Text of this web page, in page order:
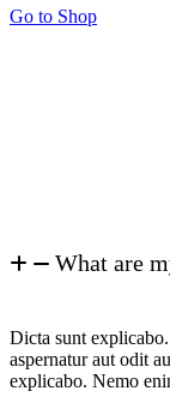
Go to Shop
What are
Dicta sunt
aspernatur aut odit
explicabo. Nemo